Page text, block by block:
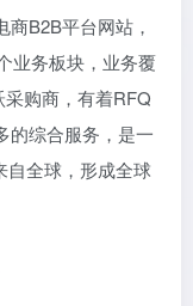
B2B平台网站，
业务板块，业务覆
购商，有着RFQ
的综合服务，是一
自全球，形成全球